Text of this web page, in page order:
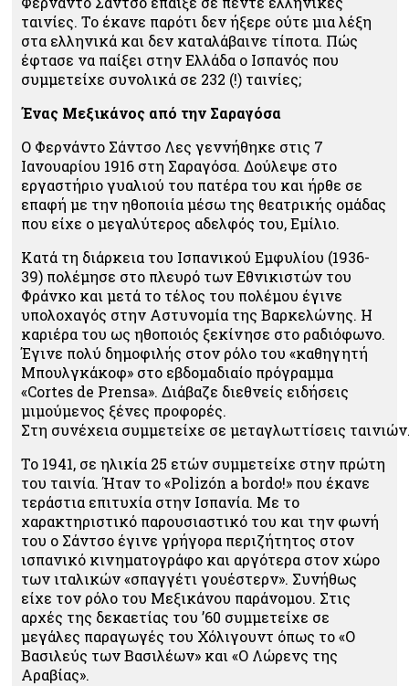
ταινίες. Το έκανε παρότι δεν ήξερε ούτε μια λέξη
στα ελληνικά και δεν καταλάβαινε τίποτα. Πώς
έφτασε να παίξει στην Ελλάδα ο Ισπανός που
συμμετείχε συνολικά σε 232 (!) ταινίες;
Ένας Μεξικάνος από την Σαραγόσα
Ο Φερνάντο Σάντσο Λες γεννήθηκε στις 7
Ιανουαρίου 1916 στη Σαραγόσα. Δούλεψε στο
εργαστήριο γυαλιού του πατέρα του και ήρθε σε
επαφή με την ηθοποιία μέσω της θεατρικής ομάδας
που είχε ο μεγαλύτερος αδελφός του, Εμίλιο.
Κατά τη διάρκεια του Ισπανικού Εμφυλίου (1936-
39) πολέμησε στο πλευρό των Εθνικιστών του
Φράνκο και μετά το τέλος του πολέμου έγινε
υπολοχαγός στην Αστυνομία της Βαρκελώνης. Η
καριέρα του ως ηθοποιός ξεκίνησε στο ραδιόφωνο.
Έγινε πολύ δημοφιλής στον ρόλο του «καθηγητή
Μπουλγκάκοφ» στο εβδομαδιαίο πρόγραμμα
«Cortes de Prensa». Διάβαζε διεθνείς ειδήσεις
μιμούμενος ξένες προφορές.
Στη συνέχεια συμμετείχε σε μεταγλωττίσεις
Το 1941, σε ηλικία 25 ετών συμμετείχε στην πρώτη
του ταινία. Ήταν το «Polizón a bordo!» που έκανε
τεράστια επιτυχία στην Ισπανία. Με το
χαρακτηριστικό παρουσιαστικό του και την φωνή
του ο Σάντσο έγινε γρήγορα περιζήτητος στον
ισπανικό κινηματογράφο και αργότερα στον χώρο
των ιταλικών «σπαγγέτι γουέστερν». Συνήθως
είχε τον ρόλο του Μεξικάνου παράνομου. Στις
αρχές της δεκαετίας του ’60 συμμετείχε σε
μεγάλες παραγωγές του Χόλιγουντ όπως το «Ο
Βασιλεύς των Βασιλέων» και «Ο Λώρενς της
Αραβίας».